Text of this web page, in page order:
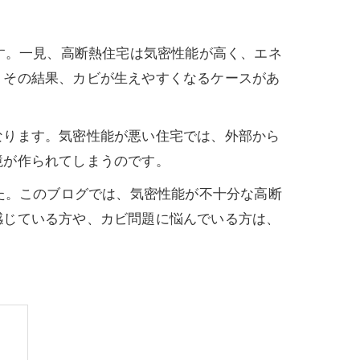
一見、高断熱住宅は気密性能が高く、エネ
の結果、カビが生えやすくなるケースがあ
ます。気密性能が悪い住宅では、外部から
作られてしまうのです。
このブログでは、気密性能が不十分な高断
ている方や、カビ問題に悩んでいる方は、